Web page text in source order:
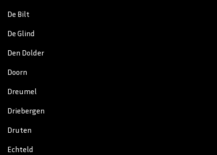
De Bilt
De Glind
Den Dolder
Doorn
Dreumel
Driebergen
Druten
Echteld